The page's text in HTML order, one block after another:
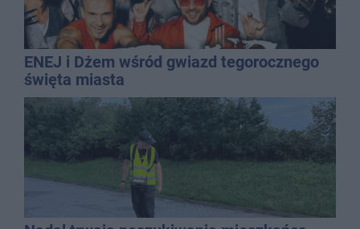
ENEJ i Dżem wśród gwiazd tegorocznego
święta miasta